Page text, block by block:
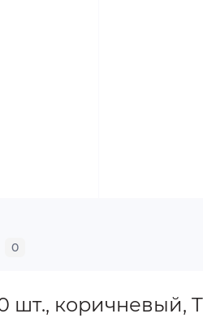
0
шт., коричневый,